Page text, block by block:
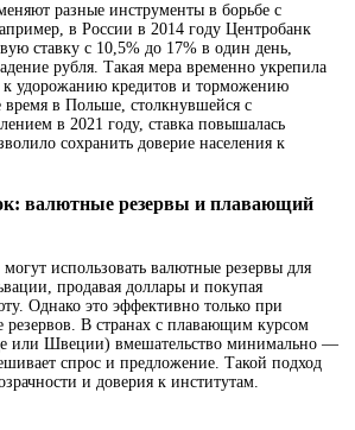
разные инструменты в борьбе с
в России в 2014 году Центробанк
ставку с 10,5% до 17% в один день,
рубля. Такая мера временно укрепила
к удорожанию кредитов и торможению
в Польше, столкнувшейся с
в 2021 году, ставка повышалась
сохранить доверие населения к
валютные резервы и плавающий
использовать валютные резервы для
продавая доллары и покупая
Однако это эффективно только при
резервов. В странах с плавающим курсом
или Швеции) вмешательство минимально —
спрос и предложение. Такой подход
и доверия к институтам.